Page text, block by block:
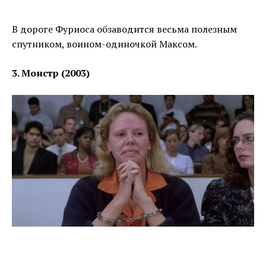
В дороге Фуриоса обзаводится весьма полезным
спутником, воином-одиночкой Максом.
3. Монстр (2003)